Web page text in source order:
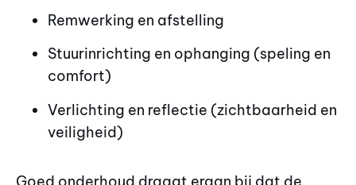
Remwerking en afstelling
Stuurinrichting en ophanging (speling en
comfort)
Verlichting en reflectie (zichtbaarheid en
veiligheid)